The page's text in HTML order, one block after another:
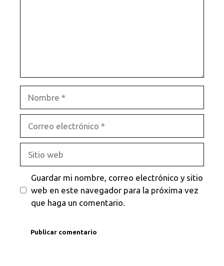
electrónico
web
Guardar mi nombre, correo electrónico y sitio
web en este navegador para la próxima vez
que haga un comentario.